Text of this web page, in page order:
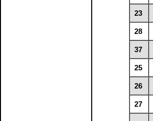
23
28
37
25
26
27